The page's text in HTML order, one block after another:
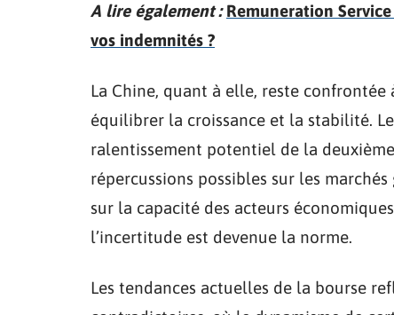
A lire également : Remuneration
vos indemnités ?
La Chine, quant à elle, reste confrontée
équilibrer la croissance et la stabilité.
ralentissement potentiel de la
répercussions possibles sur les
sur la capacité des acteurs
l’incertitude est devenue la norme.
Les tendances actuelles de la bourse